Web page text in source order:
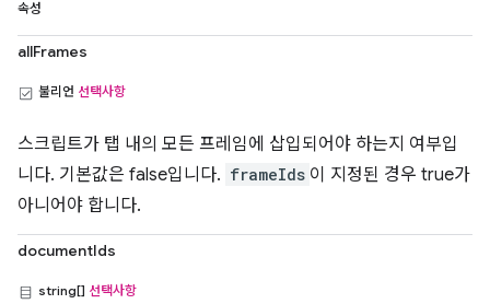
속성
allFrames
불리언 선택사항
스크립트가 탭 내의 모든 프레임에 삽입되어야 하는지 여부입
니다. 기본값은 false입니다. frameIds 이 지정된 경우 true가
아니어야 합니다.
documentIds
string[] 선택사항